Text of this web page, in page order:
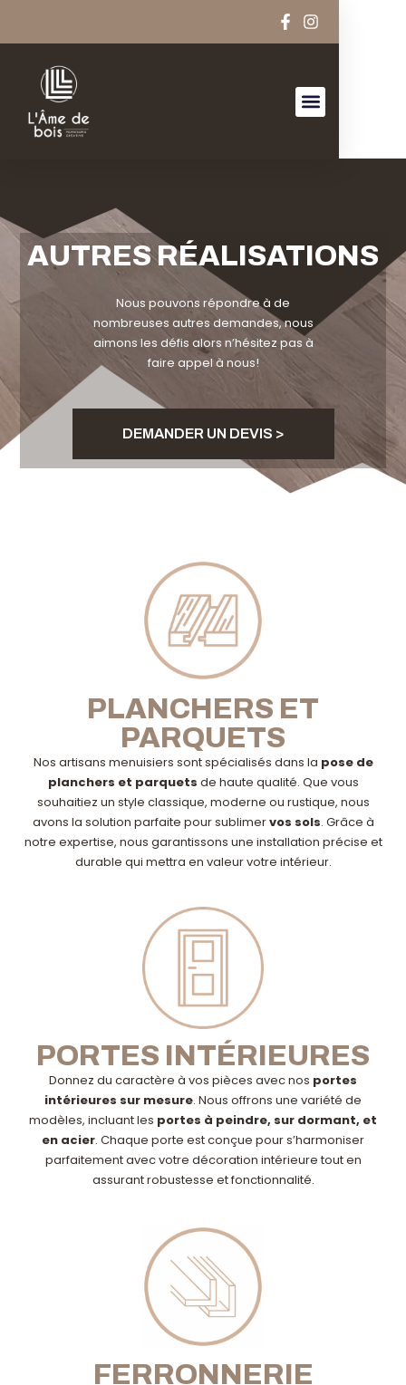
AUTRES RÉALISATIONS
Nous pouvons répondre à de
nombreuses autres demandes, nous
aimons les défis alors n’hésitez pas à
faire appel à nous!
DEMANDER UN DEVIS >
PLANCHERS ET
PARQUETS
Nos artisans menuisiers sont spécialisés dans la pose de
planchers et parquets de haute qualité. Que vous
souhaitiez un style classique, moderne ou rustique, nous
avons la solution parfaite pour sublimervos sols. Grâce à
notre expertise, nous garantissons une installation précise et
durable qui mettra en valeur votre intérieur.
PORTES INTÉRIEURES
Donnez du caractère à vos pièces avec nos portes
intérieures sur mesure. Nous offrons une variété de
modèles, incluant les portes à peindre, sur dormant, et
en acier. Chaque porte est conçue pour s’harmoniser
parfaitement avec votre décoration intérieure tout en
assurant robustesse et fonctionnalité.
FERRONNERIE